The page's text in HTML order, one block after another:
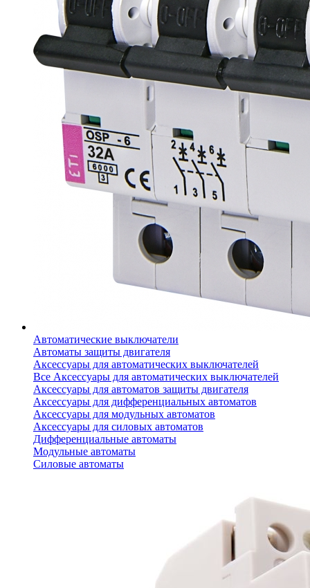
Автоматические выключатели
Автоматы защиты двигателя
Аксессуары для автоматических выключателей
Все Аксессуары для автоматических выключателей
Аксессуары для автоматов защиты двигателя
Аксессуары для дифференциальных автоматов
Аксессуары для модульных автоматов
Аксессуары для силовых автоматов
Дифференциальные автоматы
Модульные автоматы
Силовые автоматы